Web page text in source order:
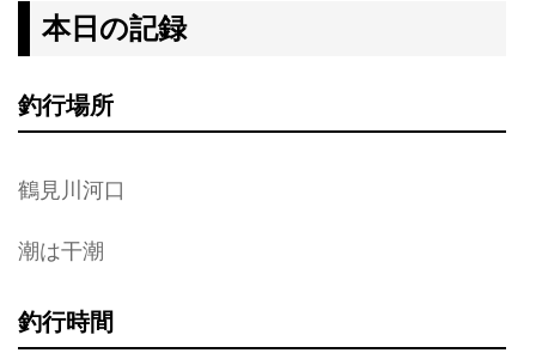
本日の記録
釣行場所
鶴見川河口
潮は干潮
釣行時間